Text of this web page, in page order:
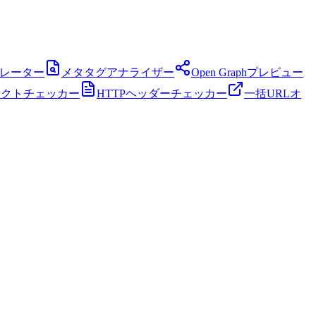
ーター メタタグアナライザー
Open Graphプレビュー
トチェッカー HTTPヘッダーチェッカー
一括URLオ